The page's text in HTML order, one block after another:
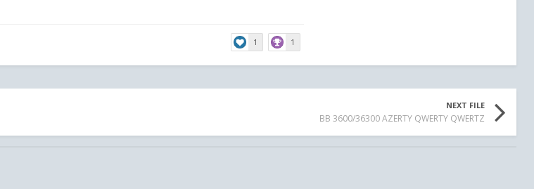
1 1
NEXT FILE
BB 3600/36300 AZERTY QWERTY QWERTZ